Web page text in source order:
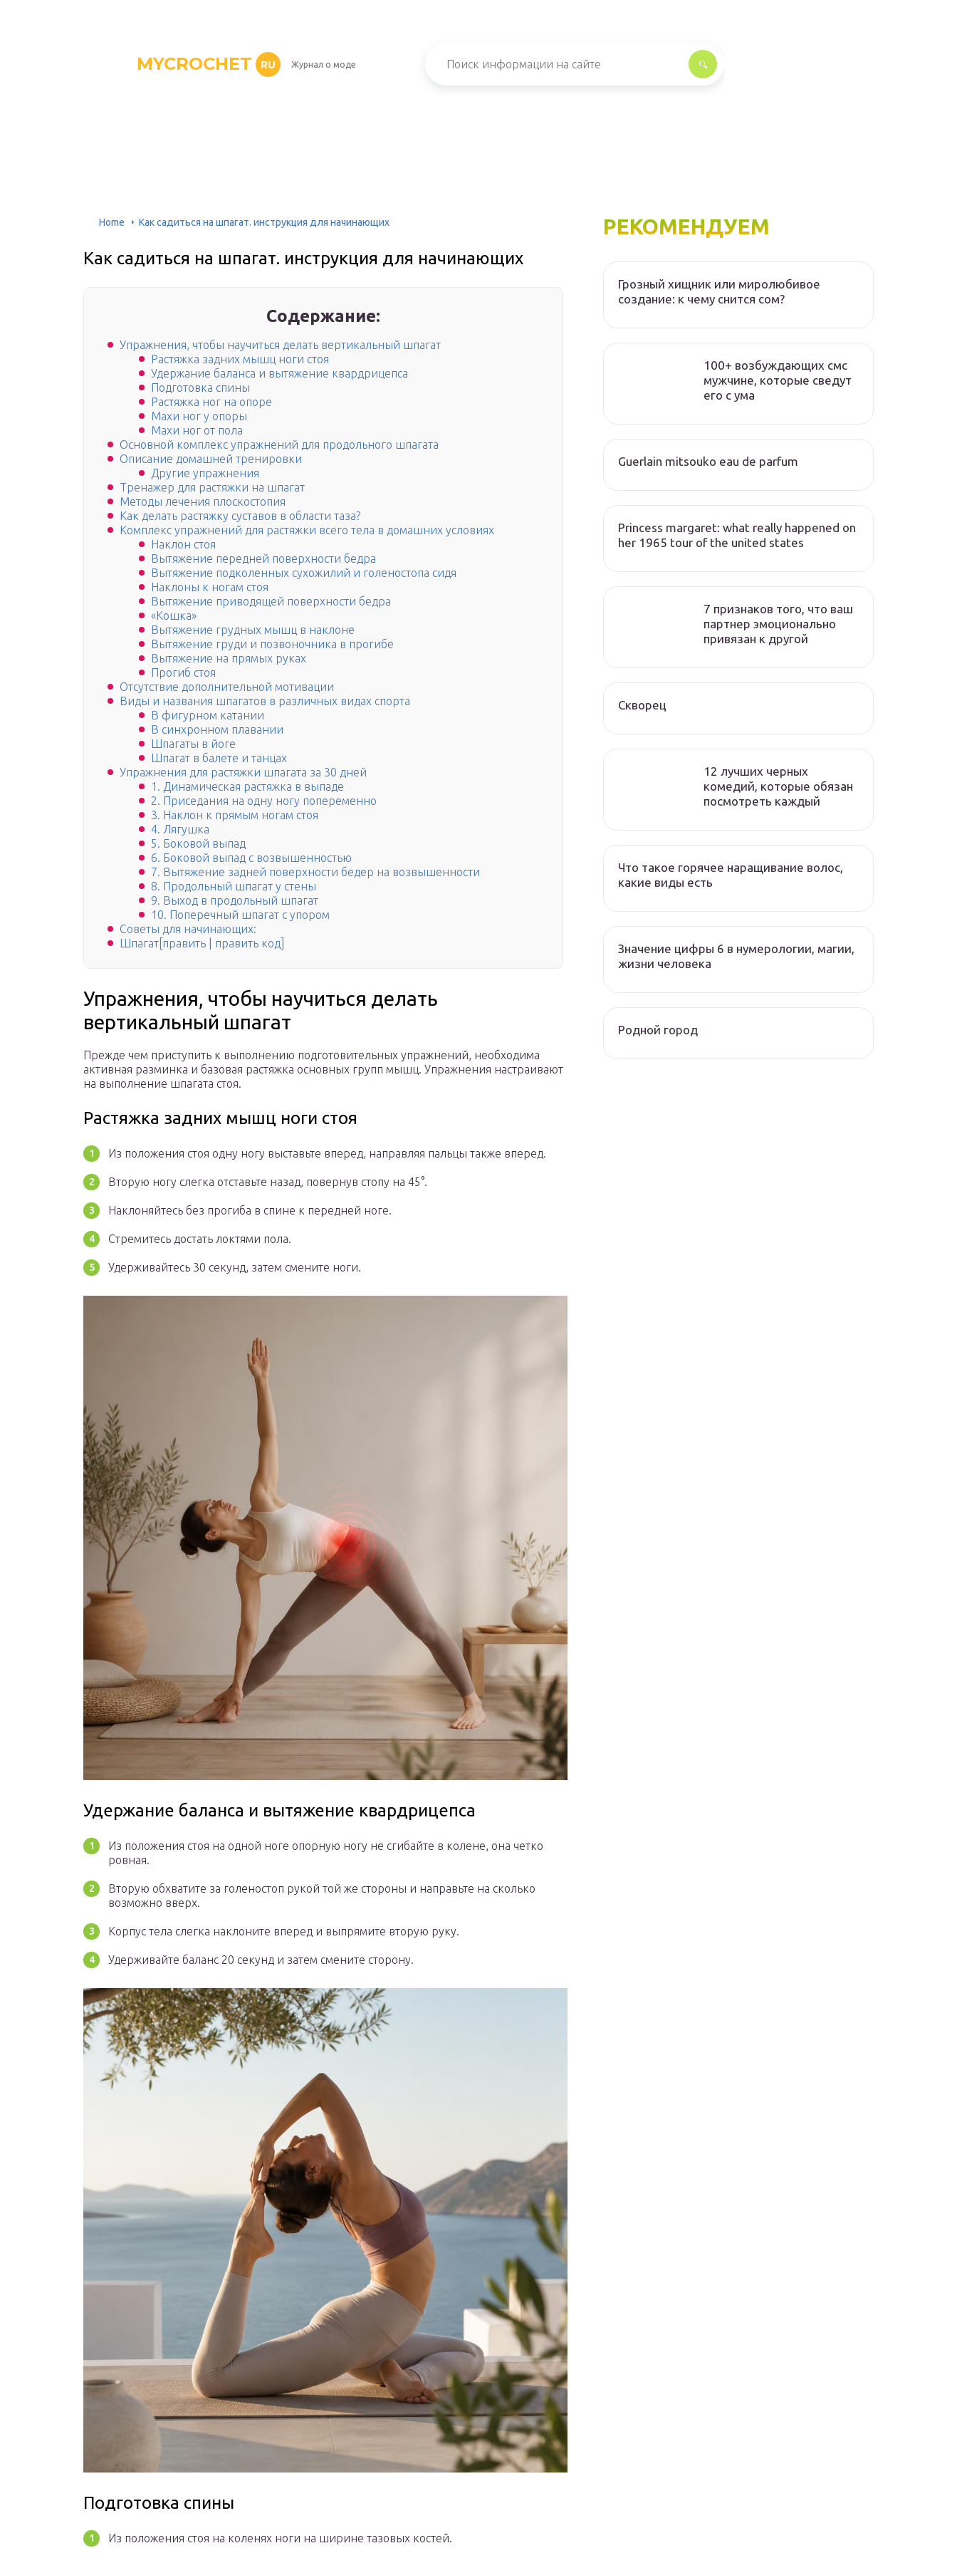
MYCROCHET RU Журнал о моде
Home Как садиться на шпагат. инструкция для начинающих
Как садиться на шпагат. инструкция для начинающих
Содержание:
Упражнения, чтобы научиться делать вертикальный шпагат
Растяжка задних мышц ноги стоя
Удержание баланса и вытяжение квардрицепса
Подготовка спины
Растяжка ног на опоре
Махи ног у опоры
Махи ног от пола
Основной комплекс упражнений для продольного шпагата
Описание домашней тренировки
Другие упражнения
Тренажер для растяжки на шпагат
Методы лечения плоскостопия
Как делать растяжку суставов в области таза?
Комплекс упражнений для растяжки всего тела в домашних условиях
Наклон стоя
Вытяжение передней поверхности бедра
Вытяжение подколенных сухожилий и голеностопа сидя
Наклоны к ногам стоя
Вытяжение приводящей поверхности бедра
«Кошка»
Вытяжение грудных мышц в наклоне
Вытяжение груди и позвоночника в прогибе
Вытяжение на прямых руках
Прогиб стоя
Отсутствие дополнительной мотивации
Виды и названия шпагатов в различных видах спорта
В фигурном катании
В синхронном плавании
Шпагаты в йоге
Шпагат в балете и танцах
Упражнения для растяжки шпагата за 30 дней
1. Динамическая растяжка в выпаде
2. Приседания на одну ногу попеременно
3. Наклон к прямым ногам стоя
4. Лягушка
5. Боковой выпад
6. Боковой выпад с возвышенностью
7. Вытяжение задней поверхности бедер на возвышенности
8. Продольный шпагат у стены
9. Выход в продольный шпагат
10. Поперечный шпагат с упором
Советы для начинающих:
Шпагат[править | править код]
Упражнения, чтобы научиться делать
вертикальный шпагат
Прежде чем приступить к выполнению подготовительных упражнений, необходима
активная разминка и базовая растяжка основных групп мышц. Упражнения настраивают
на выполнение шпагата стоя.
Растяжка задних мышц ноги стоя
Из положения стоя одну ногу выставьте вперед, направляя пальцы также вперед.
Вторую ногу слегка отставьте назад, повернув стопу на 45°.
Наклоняйтесь без прогиба в спине к передней ноге.
Стремитесь достать локтями пола.
Удерживайтесь 30 секунд, затем смените ноги.
Удержание баланса и вытяжение квардрицепса
Из положения стоя на одной ноге опорную ногу не сгибайте в колене, она четко
ровная.
Вторую обхватите за голеностоп рукой той же стороны и направьте на сколько
возможно вверх.
Корпус тела слегка наклоните вперед и выпрямите вторую руку.
Удерживайте баланс 20 секунд и затем смените сторону.
Подготовка спины
Из положения стоя на коленях ноги на ширине тазовых костей.
РЕКОМЕНДУЕМ
Грозный хищник или миролюбивое
создание: к чему снится сом?
100+ возбуждающих смс
мужчине, которые сведут
его с ума
Guerlain mitsouko eau de parfum
Princess margaret: what really happened on
her 1965 tour of the united states
7 признаков того, что ваш
партнер эмоционально
привязан к другой
Скворец
12 лучших черных
комедий, которые обязан
посмотреть каждый
Что такое горячее наращивание волос,
какие виды есть
Значение цифры 6 в нумерологии, магии,
жизни человека
Родной город